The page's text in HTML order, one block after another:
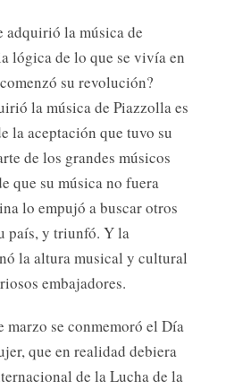
adquirió la música de
lógica de lo que se vivía en
su revolución?
la música de Piazzolla es
la aceptación que tuvo su
de los grandes músicos
que su música no fuera
lo empujó a buscar otros
país, y triunfó. Y la
la altura musical y cultural
embajadores.
marzo se conmemoró el Día
que en realidad debiera
de la Lucha de la